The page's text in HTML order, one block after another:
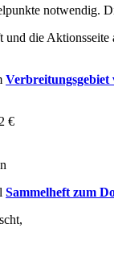
notwendig.
und die
€
Sammelheft zum